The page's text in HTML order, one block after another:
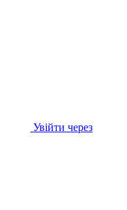
Увійти через